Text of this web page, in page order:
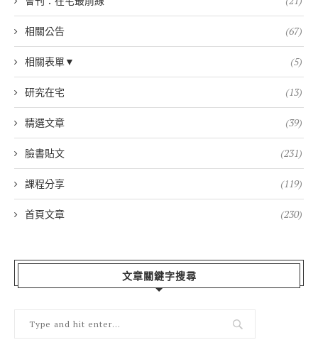
相關公告 (67)
相關表單▼ (5)
研究在宅 (13)
精選文章 (39)
臉書貼文 (231)
課程分享 (119)
首頁文章 (230)
文章關鍵字搜尋